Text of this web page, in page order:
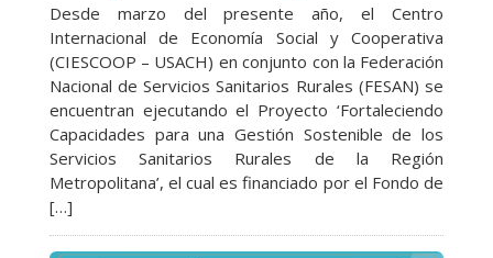
Desde marzo del presente año, el Centro
Internacional de Economía Social y Cooperativa
(CIESCOOP – USACH) en conjunto con la Federación
Nacional de Servicios Sanitarios Rurales (FESAN) se
encuentran ejecutando el Proyecto ‘Fortaleciendo
Capacidades para una Gestión Sostenible de los
Servicios Sanitarios Rurales de la Región
Metropolitana’, el cual es financiado por el Fondo de
[…]